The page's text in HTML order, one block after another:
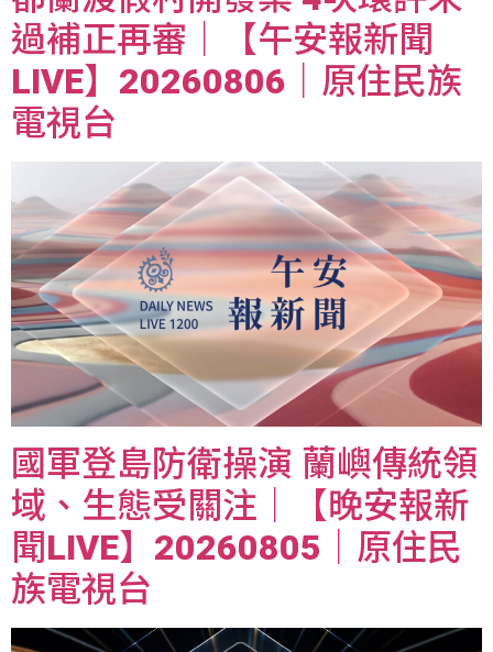
過補正再審｜【午安報新聞
LIVE】20260806｜原住民族
電視台
國軍登島防衛操演 蘭嶼傳統領
域、生態受關注｜【晚安報新
聞LIVE】20260805｜原住民
族電視台